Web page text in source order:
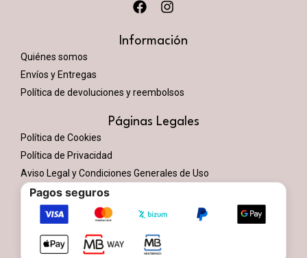
Información
Quiénes somos
Envíos y Entregas
Política de devoluciones y reembolsos
Páginas Legales
Política de Cookies
Política de Privacidad
Aviso Legal y Condiciones Generales de Uso
Pagos seguros